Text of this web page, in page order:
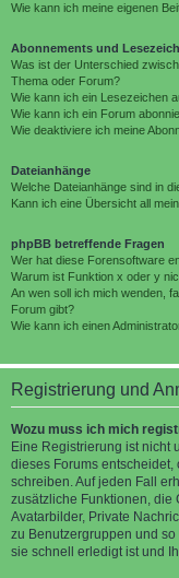
Wie kann ich meine eigenen
Abonnements und
Was ist der Unterschied
Thema oder Forum?
Wie kann ich ein Lesezeichen
Wie kann ich ein Forum
Wie deaktiviere ich meine
Dateianhänge
Welche Dateianhänge sind in
Kann ich eine Übersicht all
phpBB betreffende Fragen
Wer hat diese Forensoftware
Warum ist Funktion x oder y
An wen soll ich mich wenden,
Forum gibt?
Wie kann ich einen
Registrierung und
Wozu muss ich mich
Eine Registrierung ist nicht
dieses Forums entscheidet,
schreiben. Auf jeden Fall
zusätzliche Funktionen, die
Avatarbilder, Private
zu Benutzergruppen und
sie schnell erledigt ist und